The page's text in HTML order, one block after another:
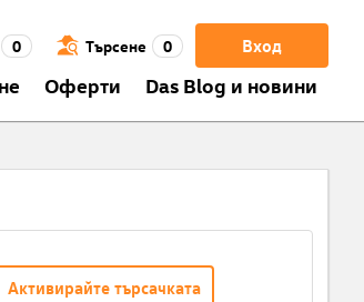
Вход
0 Търсене 0
Оферти Das Blog и новини
Активирайте търсачката